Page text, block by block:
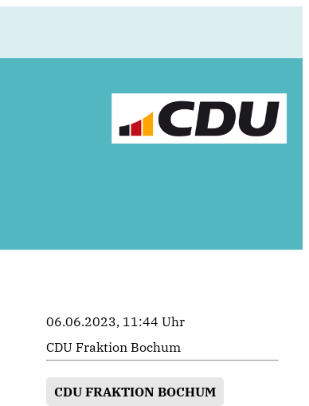
06.06.2023, 11:44 Uhr
CDU Fraktion Bochum
CDU FRAKTION BOCHUM